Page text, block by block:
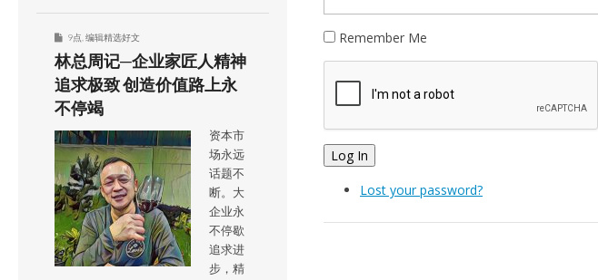
Remember Me
Log In
Lost your password?
9点 编辑精选好文
林总周记─企业家匠人精神
追求极致 创造价值路上永
不停竭
资本市
场永远
话题不
断。大
企业永
不停歇
追求进
步，精